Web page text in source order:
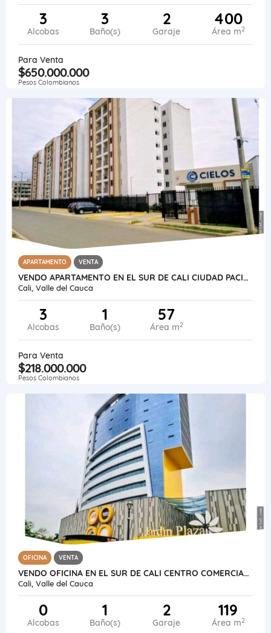
3
Alcobas
3
Baño(s)
2
Garaje
400
Área m2
Para Venta
$650.000.000
Pesos Colombianos
APARTAMENTO VENTA
VENDO APARTAMENTO EN EL SUR DE CALI CIUDAD PACIFICA 1ER PISO CON PATIO
Cali, Valle del Cauca
3
Alcobas
1
Baño(s)
57
Área m2
Para Venta
$218.000.000
Pesos Colombianos
OFICINA VENTA
VENDO OFICINA EN EL SUR DE CALI CENTRO COMERCIAL JARDIN PLAZA AREA 119
Cali, Valle del Cauca
0
Alcobas
1
Baño(s)
2
Garaje
119
Área m2